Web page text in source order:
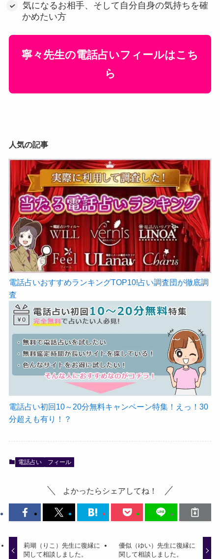
気になるお相手、そして自分自身の気持ちを確
かめたい方
寧々先生の電話占いフィールはこち
ら
人気の記事
電話占いおすすめランキングTOP10!占い調査団が徹底調
査
電話占い初回10～20分無料キャンペーン特集！えっ！30
分超えも有り！？
電話占い フィール
よかったらシェアしてね！
莉瑚（りこ）先生に復縁に
関して相談しました。
優似（ゆい）先生に復縁に
関して相談しました。